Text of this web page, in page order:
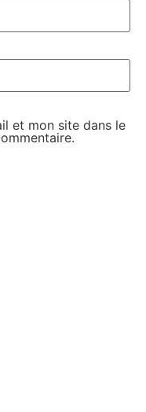
et mon site dans le